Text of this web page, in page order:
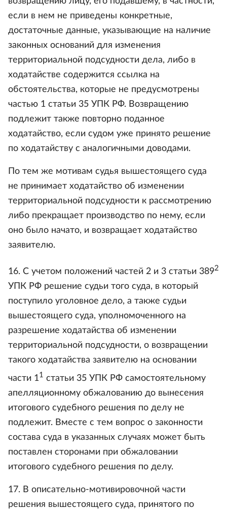
если в нем не приведены конкретные,
достаточные данные, указывающие на наличие
законных оснований для изменения
территориальной подсудности дела, либо в
ходатайстве содержится ссылка на
обстоятельства, которые не предусмотрены
частью 1 статьи 35 УПК РФ. Возвращению
подлежит также повторно поданное
ходатайство, если судом уже принято решение
по ходатайству с аналогичными доводами.
По тем же мотивам судья вышестоящего суда
не принимает ходатайство об изменении
территориальной подсудности к рассмотрению
либо прекращает производство по нему, если
оно было начато, и возвращает ходатайство
заявителю.
16. С учетом положений частей 2 и 3 статьи 3892
УПК РФ решение судьи того суда, в который
поступило уголовное дело, а также судьи
вышестоящего суда, уполномоченного на
разрешение ходатайства об изменении
территориальной подсудности, о возвращении
такого ходатайства заявителю на основании
части 11 статьи 35 УПК РФ самостоятельному
апелляционному обжалованию до вынесения
итогового судебного решения по делу не
подлежит. Вместе с тем вопрос о законности
состава суда в указанных случаях может быть
поставлен сторонами при обжаловании
итогового судебного решения по делу.
17. В описательно-мотивировочной части
решения вышестоящего суда, принятого по